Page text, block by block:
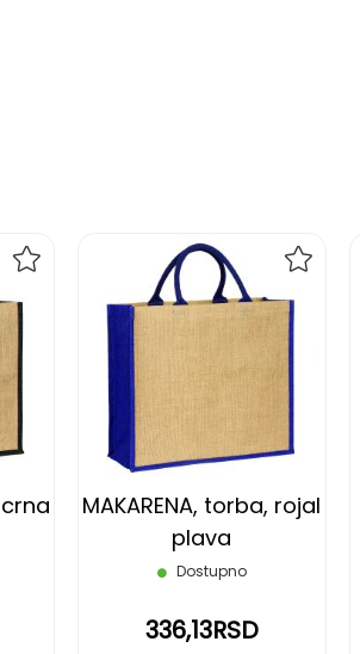
crna
MAKARENA, torba, rojal
plava
Dostupno
336,13RSD